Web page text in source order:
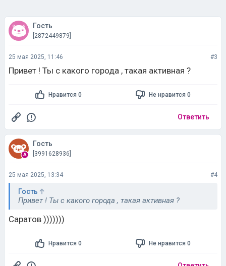
Гость
[2872449879]
25 мая 2025, 11:46 #3
Привет ! Ты с какого города , такая активная ?
Нравится 0 Не нравится 0
Ответить
Гость
[3991628936]
25 мая 2025, 13:34 #4
Гость
Привет ! Ты с какого города , такая активная ?
Саратов )))))))
Нравится 0 Не нравится 0